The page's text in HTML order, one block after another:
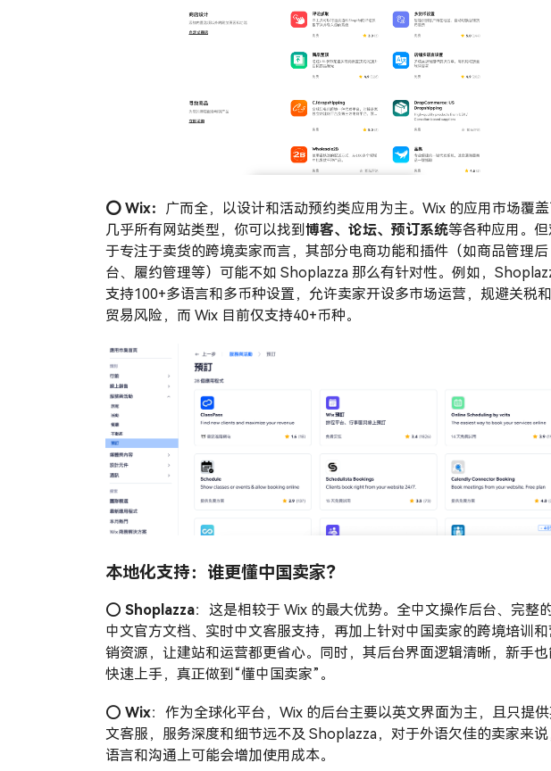
⭕️ Wix： 广而全，以设计和活动预约类应用为主。Wix 的应用市场覆盖
几乎所有网站类型，你可以找到博客、论坛、预订系统等各种应用。
于专注于卖货的跨境卖家而言，其部分电商功能和插件（如商品管理后
台、履约管理等）可能不如 Shoplazza 那么有针对性。例如，
支持100+多语言和多币种设置，允许卖家开设多市场运营，规避关税和
贸易风险，而 Wix 目前仅支持40+币种。
本地化支持：谁更懂中国卖家？
⭕️Shoplazza：这是相较于 Wix 的最大优势。全中文操作后台、完整
中文官方文档、实时中文客服支持，再加上针对中国卖家的跨境培训和
销资源，让建站和运营都更省心。同时，其后台界面逻辑清晰，新手
快速上手，真正做到“懂中国卖家”。
⭕️Wix：作为全球化平台，Wix 的后台主要以英文界面为主，且只提
文客服，服务深度和细节远不及 Shoplazza，对于外语欠佳的卖家来说
语言和沟通上可能会增加使用成本。